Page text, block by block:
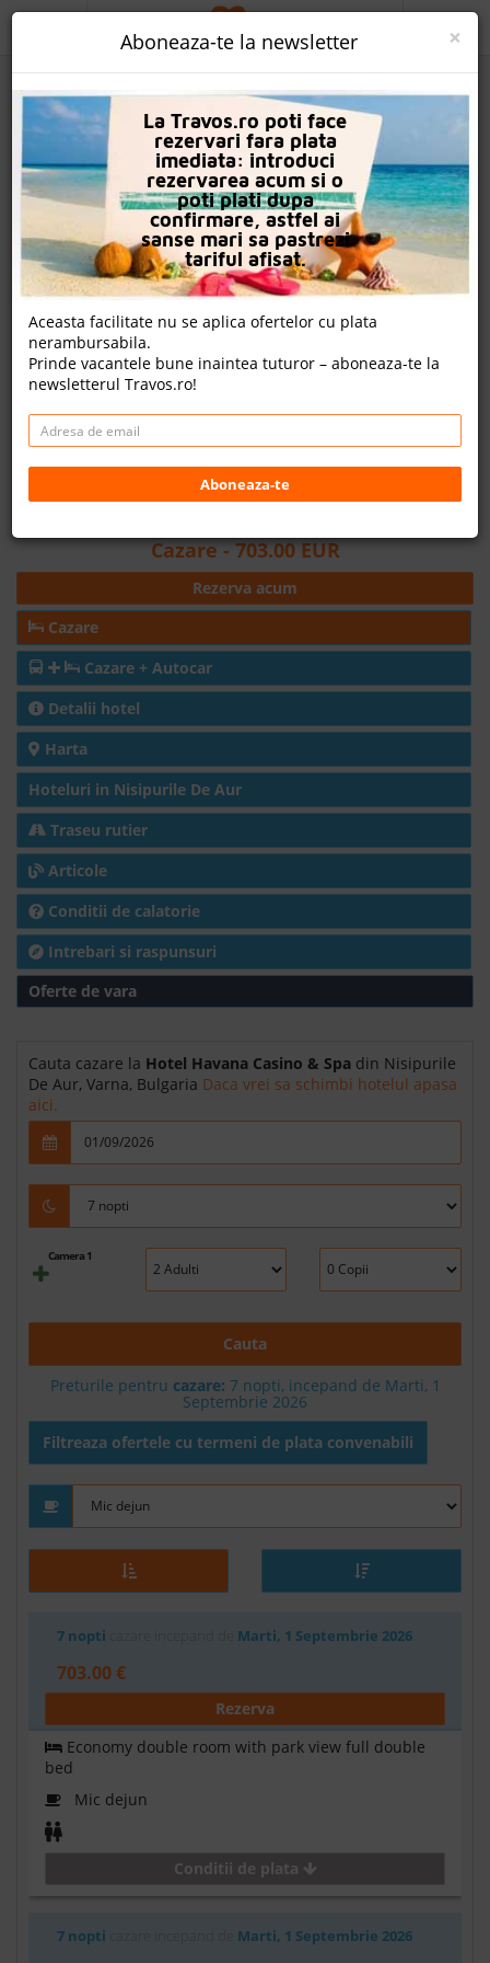
Hotel Havana Casino & Spa
Nota
9.0 8.4
832
evaluari
8.7
2095
evaluari
122
evaluari
14 review-uri , nota Travos: 9.2
Golden Sands, 9007 Nisipurile de Aur, Bulgaria
Cazare - 703.00 EUR
Rezerva acum
Cazare
Cazare + Autocar
Detalii hotel
Harta
Hoteluri in Nisipurile De Aur
Traseu rutier
Articole
Conditii de calatorie
Intrebari si raspunsuri
Oferte de vara
Cauta cazare la Hotel Havana Casino & Spa din Nisipurile
De Aur, Varna, Bulgaria Daca vrei sa schimbi hotelul apasa
aici.
Camera 1
Cauta
Preturile pentru cazare: 7 nopti, incepand de Marti, 1
Septembrie 2026
Filtreaza ofertele cu termeni de plata convenabili
7 nopti Marti, 1 Septembrie 2026
703.00 €
Rezerva
Economy double room with park view full double
bed
Mic dejun
Conditii de plata
7 nopti Marti, 1 Septembrie 2026
PROMO
CAUTA REZERVARE
OFERTA PERSONALIZATA
DESPRE NOI
LOGIN
CAZARE
CHARTER AVION
CAZARE + AUTOCAR
CONTACT
LEI EURO
×
Aboneaza-te la newsletter
La Travos.ro poti face
rezervari fara plata
imediata: introduci
rezervarea acum si o
poti plati dupa
confirmare, astfel ai
sanse mari sa pastrezi
tariful afisat.
Aceasta facilitate nu se aplica ofertelor cu plata
nerambursabila.
Prinde vacantele bune inaintea tuturor – aboneaza-te la
newsletterul Travos.ro!
Aboneaza-te